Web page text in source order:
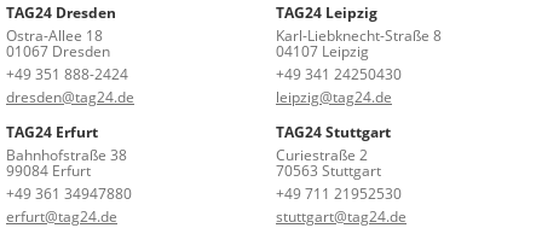
TAG24 Dresden
Ostra-Allee 18
01067 Dresden
+49 351 888-2424
dresden@tag24.de
TAG24 Leipzig
Karl-Liebknecht-Straße 8
04107 Leipzig
+49 341 24250430
leipzig@tag24.de
TAG24 Erfurt
Bahnhofstraße 38
99084 Erfurt
+49 361 34947880
erfurt@tag24.de
TAG24 Stuttgart
Curiestraße 2
70563 Stuttgart
+49 711 21952530
stuttgart@tag24.de